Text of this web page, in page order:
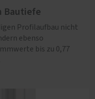
Bautiefe
Profilaufbau nicht
ebenso
bis zu 0,77
0,74 W/(m2K),
Kunststoff-Fenster.